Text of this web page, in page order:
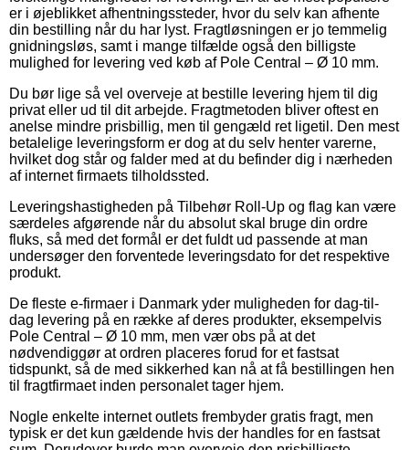
er i øjeblikket afhentningssteder, hvor du selv kan afhente
din bestilling når du har lyst. Fragtløsningen er jo temmelig
gnidningsløs, samt i mange tilfælde også den billigste
mulighed for levering ved køb af Pole Central – Ø 10 mm.
Du bør lige så vel overveje at bestille levering hjem til dig
privat eller ud til dit arbejde. Fragtmetoden bliver oftest en
anelse mindre prisbillig, men til gengæld ret ligetil. Den mest
betalelige leveringsform er dog at du selv henter varerne,
hvilket dog står og falder med at du befinder dig i nærheden
af internet firmaets tilholdssted.
Leveringshastigheden på Tilbehør Roll-Up og flag kan være
særdeles afgørende når du absolut skal bruge din ordre
fluks, så med det formål er det fuldt ud passende at man
undersøger den forventede leveringsdato for det respektive
produkt.
De fleste e-firmaer i Danmark yder muligheden for dag-til-
dag levering på en række af deres produkter, eksempelvis
Pole Central – Ø 10 mm, men vær obs på at det
nødvendiggør at ordren placeres forud for et fastsat
tidspunkt, så de med sikkerhed kan nå at få bestillingen hen
til fragtfirmaet inden personalet tager hjem.
Nogle enkelte internet outlets frembyder gratis fragt, men
typisk er det kun gældende hvis der handles for en fastsat